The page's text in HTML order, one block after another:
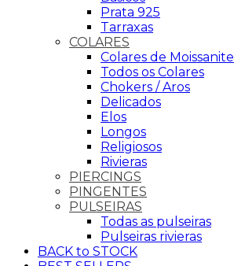
Prata 925
Tarraxas
COLARES
Colares de Moissanite
Todos os Colares
Chokers / Aros
Delicados
Elos
Longos
Religiosos
Rivieras
PIERCINGS
PINGENTES
PULSEIRAS
Todas as pulseiras
Pulseiras rivieras
BACK to STOCK